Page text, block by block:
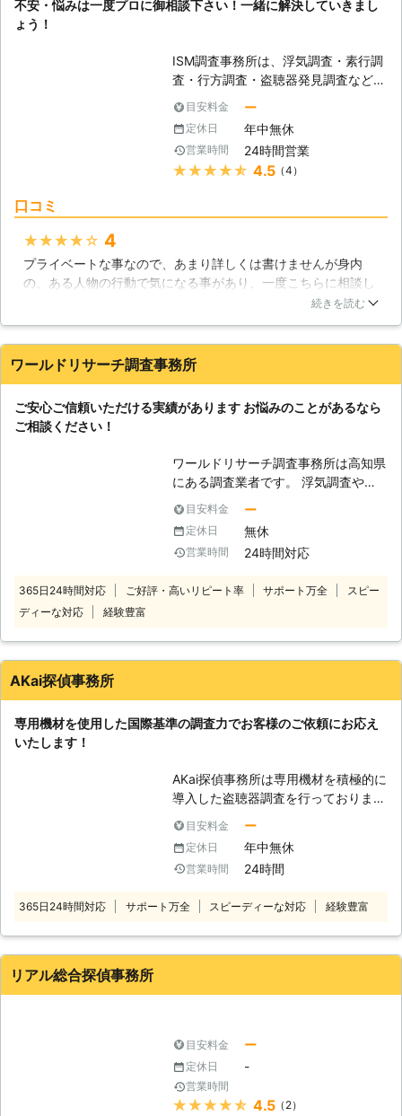
解消します。 盗聴器に関して気にな
談を無料で承っております。 お電話
でのご相談が難しい方は、インターネ
ットからでも対応しておりますので、
い。疑問点や要望などにスタッフがお
応えさせていただきます。 なお現地
調査とお見積りは無料です。 お見積
気軽にご依頼ください。 日本全国ど
により、事前にお客様にご確認したう
えで調査・見積もりに費用をいただく
不安・悩みは一度プロに御相談下さい！一緒に解決していきまし
ょう！
ISM調査事務所は、浮気調査・素行調
査・行方調査・盗聴器発見調査など各
種探偵調査を承っております。特に浮
気調査については皆様より高評価を頂
いております。 【キャンペーン】 今
なら50,000円分無料で、浮気・不倫
調査いたしております。 ※お問い合わ
で調査が可能です。 遠方にお住まい
の方も、安心してご相談、ご依頼くだ
的な価格設定。追加調査費用が発生す
る際は、事前にお伝えしますので安心
して調査依頼していただけます。お支
払い方法については担当相談員にご相
談下さい。 【秘密厳守】 当事務所と
の連絡は時間、方法ともに指定可能で
告が可能です。 【相談・見積もり無
料】 お客様のいま現時点でわかるパ
ートナーと浮気相手の情報をもとに、
調査方法を検討、無料でお見積もりい
たします。 【調査力のある調査員】
わたしたちは、尾行・撮影術から法令
験を積んだプロ探偵集団です。裁判用
いいかも、夫婦カウンセラーの資格を
持った担当が無料でアドバイスを受け
ＳＭ調査事務所は年中無休の24時間
相談対応！全国規模での対応可能！
目安料金 ー
定休日 年中無休
営業時間 24時間営業
★★★★★ 4.5（4）
口コミ
★★★★★ 4
プライベートな事なので、あまり詳しくは書けませんが身内
の、ある人物の行動で気になる事があり、一度こちらに相談し
ました。こういうのは、結構高額ですがお金にはかえられない
で自分としては本当に肩の荷が降りました！少し高いですが便
利で安心を買う意味ではいいと個人的には思います。
東京都 新宿区 2016年11月30日
続きを読む
ワールドリサーチ調査事務所
ご安心ご信頼いただける実績があります お悩みのことがあるなら
ご相談ください！
ワールドリサーチ調査事務所は高知県
にある調査業者です。 浮気調査やス
トーカー対策、家出人の捜索や盗聴器
などの発見調査など、各種調査をお受
けしております。 ◆安心の実績 ワー
ルドリサーチ調査会社は、調査業での
トワークをもっております。数多くの
休、24時間対応が可能な体制をとっ
ためのご相談、各種専門家のご紹介な
ども可能です。弊社を利用してよかっ
たと思っていただける自信がありま
す。 ◆安心の料金設定 「調査会社は
やみくもにお金がかかる」と思ってい
らっしゃいませんか？ワールドリサー
チ調査会社は、独自のネットワークで
ムダのない調査を行うことができるの
で、お客さまのご負担を軽減すること
ができます。また、契約時に説明のな
で、ご不明な点はご遠慮なくお尋ねく
ださい。
目安料金 ー
定休日 無休
営業時間 24時間対応
365日24時間対応 ご好評・高いリピート率 サポート万全
スピー
ディーな対応
経験豊富
AKai探偵事務所
専用機材を使用した国際基準の調査力でお客様のご依頼にお応え
いたします！
AKai探偵事務所は専用機材を積極的に
導入した盗聴器調査を行っておりま
か分かりにくく、中には調査をしても
発見しにくい特殊なタイプもありま
す。 私どもでは専門資格と国際基準
らせる盗聴器を発見いたしますので安
できるAKai探偵事務所にお任せくださ
い。
目安料金 ー
定休日 年中無休
営業時間 24時間
365日24時間対応 サポート万全 スピーディーな対応 経験豊富
リアル総合探偵事務所
目安料金 ー
定休日 -
営業時間
★★★★★ 4.5（2）